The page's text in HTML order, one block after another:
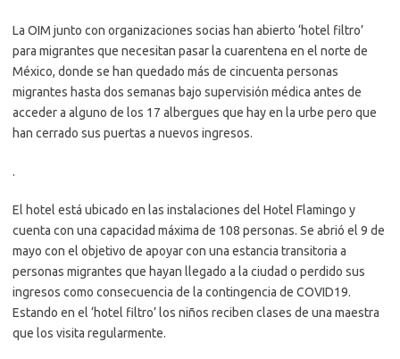
La OIM junto con organizaciones socias han abierto ‘hotel filtro’
para migrantes que necesitan pasar la cuarentena en el norte de
México, donde se han quedado más de cincuenta personas
migrantes hasta dos semanas bajo supervisión médica antes de
acceder a alguno de los 17 albergues que hay en la urbe pero que
han cerrado sus puertas a nuevos ingresos.
.
El hotel está ubicado en las instalaciones del Hotel Flamingo y
cuenta con una capacidad máxima de 108 personas. Se abrió el 9 de
mayo con el objetivo de apoyar con una estancia transitoria a
personas migrantes que hayan llegado a la ciudad o perdido sus
ingresos como consecuencia de la contingencia de COVID19.
Estando en el ‘hotel filtro’ los niños reciben clases de una maestra
que los visita regularmente.